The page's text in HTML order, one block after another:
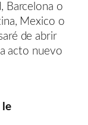
Barcelona o
Mexico o
de abrir
acto nuevo
le